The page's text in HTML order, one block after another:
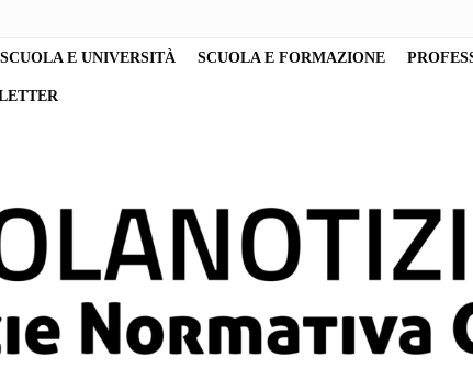
SCUOLA E UNIVERSITÀ SCUOLA E FORMAZIONE